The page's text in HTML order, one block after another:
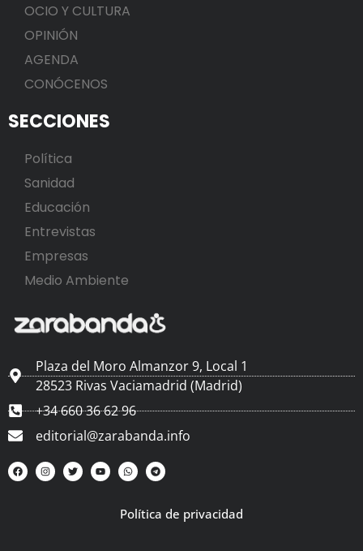
OCIO Y CULTURA
OPINIÓN
AGENDA
CONÓCENOS
SECCIONES
Política
Sanidad
Educación
Entrevistas
Empresas
Medio Ambiente
Plaza del Moro Almanzor 9, Local 1
28523 Rivas Vaciamadrid (Madrid)
+34 660 36 62 96
editorial@zarabanda.info
Política de privacidad